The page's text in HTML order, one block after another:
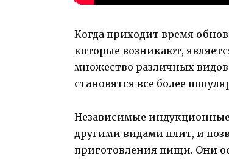
Когда приходит время
которые возникают,
множество различных
становятся все более
Независимые
другими видами плит, и
приготовления пищи. Они